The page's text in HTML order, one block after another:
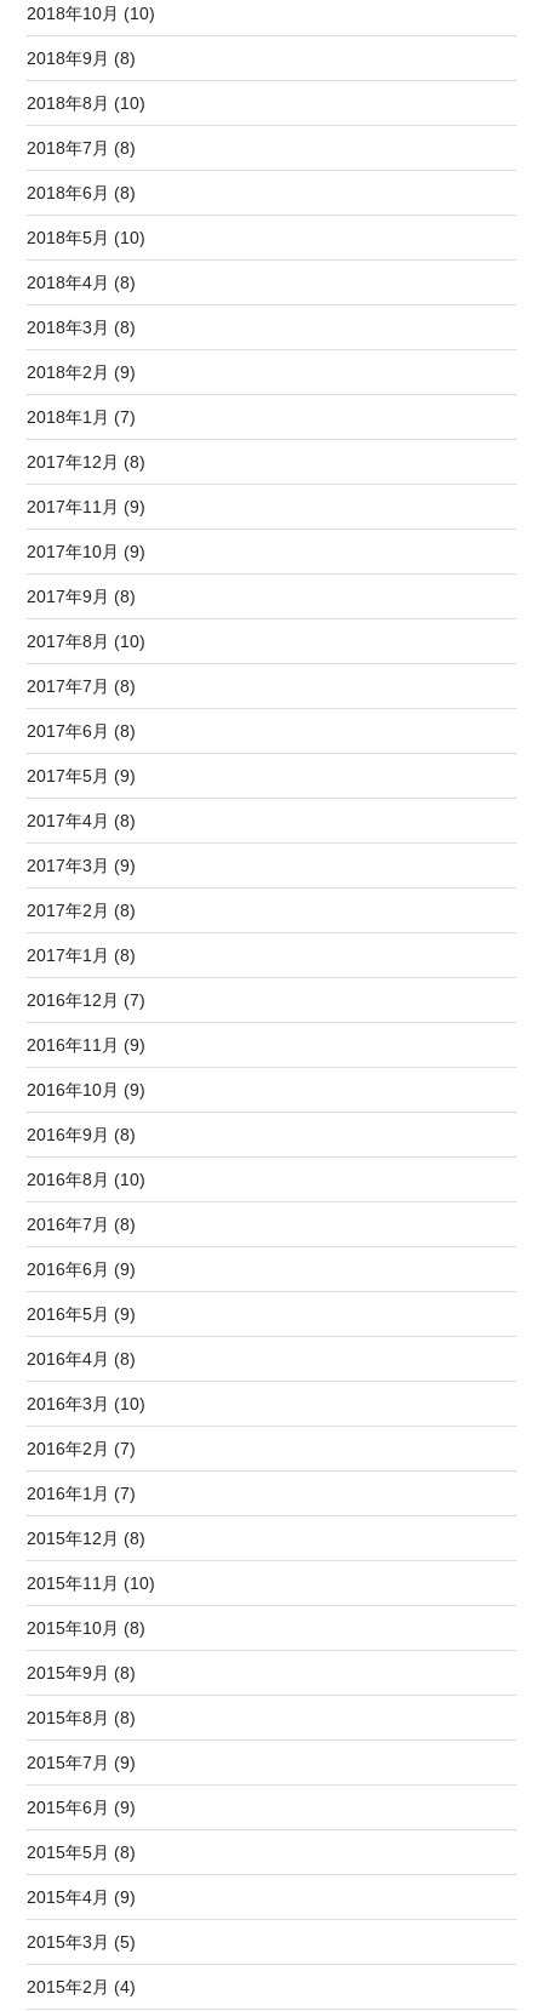
2018年10月 (10)
2018年9月 (8)
2018年8月 (10)
2018年7月 (8)
2018年6月 (8)
2018年5月 (10)
2018年4月 (8)
2018年3月 (8)
2018年2月 (9)
2018年1月 (7)
2017年12月 (8)
2017年11月 (9)
2017年10月 (9)
2017年9月 (8)
2017年8月 (10)
2017年7月 (8)
2017年6月 (8)
2017年5月 (9)
2017年4月 (8)
2017年3月 (9)
2017年2月 (8)
2017年1月 (8)
2016年12月 (7)
2016年11月 (9)
2016年10月 (9)
2016年9月 (8)
2016年8月 (10)
2016年7月 (8)
2016年6月 (9)
2016年5月 (9)
2016年4月 (8)
2016年3月 (10)
2016年2月 (7)
2016年1月 (7)
2015年12月 (8)
2015年11月 (10)
2015年10月 (8)
2015年9月 (8)
2015年8月 (8)
2015年7月 (9)
2015年6月 (9)
2015年5月 (8)
2015年4月 (9)
2015年3月 (5)
2015年2月 (4)